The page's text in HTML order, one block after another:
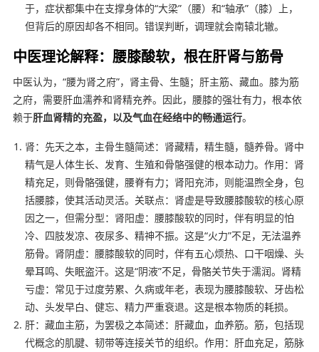
于，症状都集中在支撑身体的“大梁”（腰）和“轴承”（膝）上，
但背后的原因却各不相同。错误判断，调理就会南辕北辙。
中医理论解释：腰膝酸软，根在肝肾与筋骨
中医认为，“腰为肾之府”，肾主骨、生髓；肝主筋、藏血。膝为筋
之府，需要肝血濡养和肾精充养。因此，腰膝的强壮有力，根本依
赖于肝血肾精的充盈，以及气血在经络中的畅通运行。
肾：先天之本，主骨生髓简述：肾藏精，精生髓，髓养骨。肾中
精气是人体生长、发育、生殖和骨骼强健的根本动力。作用：肾
精充足，则骨骼强健，腰脊有力；肾阳充沛，则能温煦全身，包
括腰膝，使其活动灵活。关联点：肾虚是导致腰膝酸软的核心原
因之一，但需分型：肾阳虚：腰膝酸软的同时，伴有明显的怕
冷、四肢发凉、夜尿多、精神不振。这是“火力”不足，无法温养
筋骨。肾阴虚：腰膝酸软的同时，伴有五心烦热、口干咽燥、头
晕耳鸣、失眠盗汗。这是“阴液”不足，骨骼关节失于濡润。肾精
亏虚：常见于过度劳累、久病或年老，表现为腰膝酸软、牙齿松
动、头发早白、健忘、精力严重衰退。这是根本物质的耗损。
肝：藏血主筋，为罢极之本简述：肝藏血，血养筋。筋，包括现
代概念的肌腱、韧带等连接关节的组织。作用：肝血充足，筋脉